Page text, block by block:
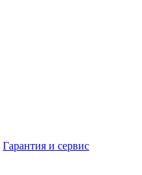
Гарантия и сервис